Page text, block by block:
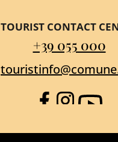
TOURIST CONTACT
+39 055 000
Facebook
Instagram